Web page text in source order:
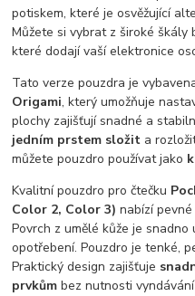
potiskem, které je osvěžující
Můžete si vybrat z široké škály
které dodají vaší elektronice
Tato verze pouzdra je
Origami, který umožňuje
plochy zajišťují snadné a
jedním prstem složit a
můžete pouzdro používat jako
Kvalitní pouzdro pro čtečku
Color 2, Color 3)nabízí
Povrch z umělé kůže je
opotřebení. Pouzdro je tenké,
Praktický design zajišťuje
prvkům bez nutnosti